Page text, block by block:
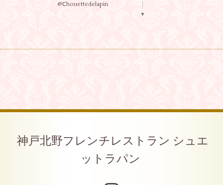
@Ⅽhouettedelapin
▼
神戸北野フレンチレストラン シュエ
ットラパン